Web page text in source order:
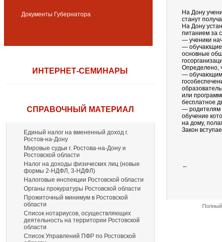
Документы Губернатора
ИНТЕРНЕТ-СЕМИНАРЫ
СПРАВОЧНЫЙ МАТЕРИАЛ
Единый налог на вмененный доход г.
Ростов-на-Дону
Мировые судьи г. Ростова-на-Дону и
Ростовской области
Налог на доходы физических лиц (новые
формы 2-НДФЛ, 3-НДФЛ)
Налоговые инспекции Ростовской области
Органы прокуратуры Ростовской области
Прожиточный минимум в Ростовской
области
Список нотариусов, осуществляющих
деятельность на территории Ростовской
области
Список Управлений ПФР по Ростовской
На Дону
станут
На Дону
питанием за
— ученики
—
основные
Определено,
—
или
бесплатное
— родителям
обучение
на дому,
Закон
←